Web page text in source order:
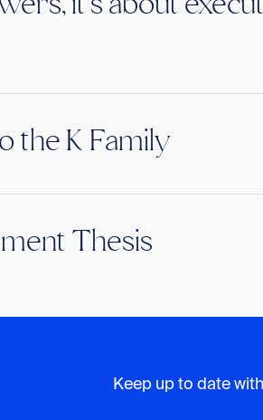
the K Family
Thesis
Keep up to date